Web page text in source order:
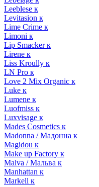
Leeblese к
Levitasion к
Lime Crime к
Limoni к
Lip Smacker к
Lirene к
Liss Kroully к
LN Pro к
Love 2 Mix Organic к
Luke к
Lumene к
Luofmiss к
Luxvisage к
Mades Cosmetics к
Madonna / Мадонна к
Magidou к
Make up Factory к
Malva / Мальва к
Manhattan к
Markell к